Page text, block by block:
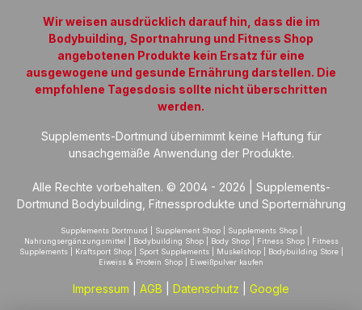
Wir weisen ausdrücklich darauf hin, dass die im
Bodybuilding, Sportnahrung und Fitness Shop
angebotenen Produkte kein Ersatz für eine
ausgewogene und gesunde Ernährung darstellen. Die
empfohlene Tagesdosis sollte nicht überschritten
werden.
Supplements-Dortmund übernimmt keine Haftung für
unsachgemäße Anwendung der Produkte.
Alle Rechte vorbehalten. © 2004 - 2026 | Supplements-
Dortmund Bodybuilding, Fitnessprodukte und Sporternährung
Supplements Dortmund | Supplement Shop | Supplements Shop |
Nahrungsergänzungsmittel | Bodybuilding Shop | Body Shop | Fitness Shop | Fitness
Supplements | Kraftsport Shop | Sport Supplements | Muskelshop | Bodybuilding Store |
Eiweiss & Protein Shop | Eiweißpulver kaufen
Impressum AGB Datenschutz Google